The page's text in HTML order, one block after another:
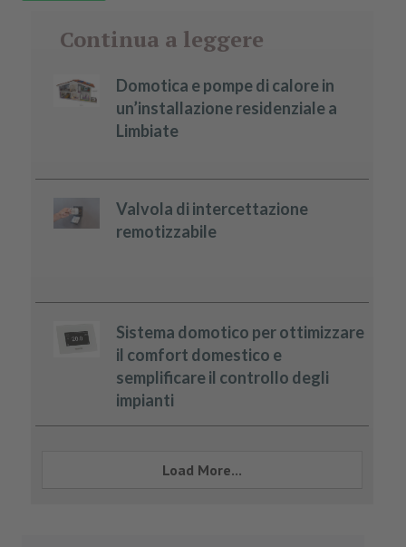
Continua a leggere
Domotica e pompe di calore in
un’installazione residenziale a
Limbiate
Valvola di intercettazione
remotizzabile
Sistema domotico per ottimizzare
il comfort domestico e
semplificare il controllo degli
impianti
Load More...